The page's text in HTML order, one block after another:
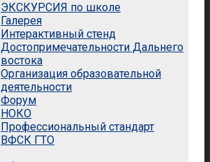
ЭКСКУРСИЯ по школе
Галерея
Интерактивный стенд
Достопримечательности Дальнего
востока
Организация образовательной
деятельности
Форум
НОКО
Профессиональный стандарт
ВФСК ГТО